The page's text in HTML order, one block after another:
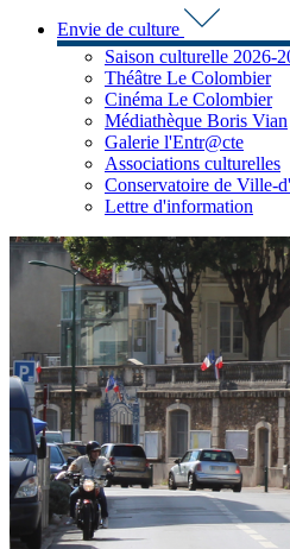
Envie de culture
Saison culturelle 2026-
Théâtre Le Colombier
Cinéma Le Colombier
Médiathèque Boris Vian
Galerie l'Entr@cte
Associations culturelles
Conservatoire de Ville-
Lettre d'information